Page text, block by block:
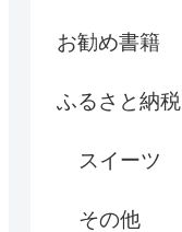
お勧め書籍
ふるさと納税
スイーツ
その他